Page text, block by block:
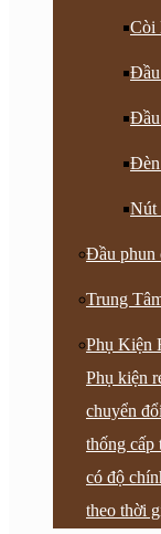
Còi
Đầu
Đèn
Nút
Đầu phun
Trung
Phụ Kiện
Phụ kiện
chuyển
thống cấp
có độ
theo thời